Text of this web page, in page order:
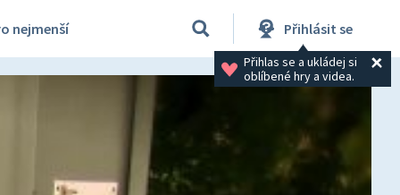
nejmenší Přihlásit se
Přihlas se a ukládej si
oblíbené hry a videa.